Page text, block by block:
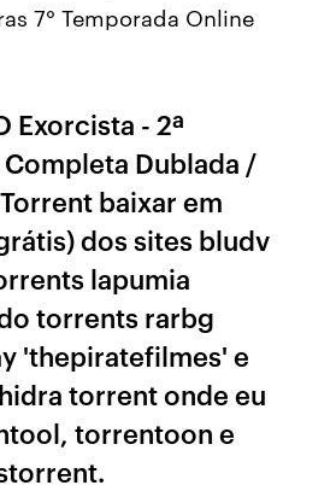
7° Temporada Online
Exorcista - 2ª
Dublada /
baixar em
dos sites bludv
lapumia
torrents rarbg
'thepiratefilmes' e
torrent onde eu
torrentoon e